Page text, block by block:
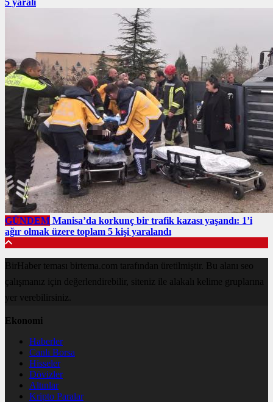
GÜNDEM Manisa’da korkunç bir trafik kazası yaşandı: 1’i
ağır olmak üzere toplam 5 kişi yaralandı
BirHaber teması birtema.com tarafından üretilmiştir. Bu alanı seo
çalışmanız için değerlendirebilir, siteniz ile alakalı kelime gruplarına
yer verebilirsiniz.
Ekonomi
Haberler
Canlı Borsa
Hisseler
Dövizler
Altınlar
Kripto Paralar